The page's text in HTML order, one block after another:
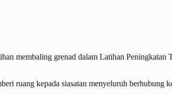
membaling grenad dalam Latihan Peningkatan
ruang kepada siasatan menyeluruh berhubung